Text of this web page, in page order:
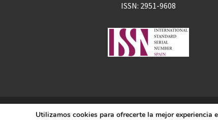
ISSN: 2951-9608
© 2026La Huella Digital– Todos los
Utilizamos cookies para ofrecerte la mejor experiencia